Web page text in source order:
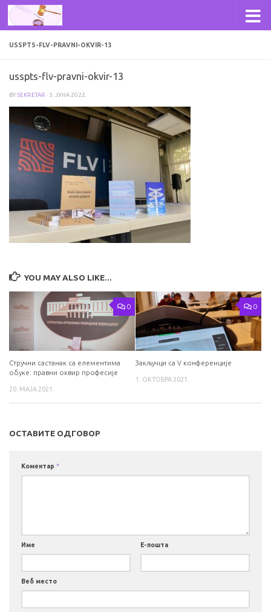
Skip to content
USSPTS-FLV-PRAVNI-OKVIR-13
usspts-flv-pravni-okvir-13
BYSEKRETAR · 3. ЈУНА 2022.
YOU MAY ALSO LIKE...
0
Стручни састанак са елементима
обуке: правни оквир професије
20. МАЈА 2021.
0
Закључци са V конференције
1. ОКТОБРА 2021.
ОСТАВИТЕ ОДГОВОР
Коментар *
Име Е-пошта
Веб место